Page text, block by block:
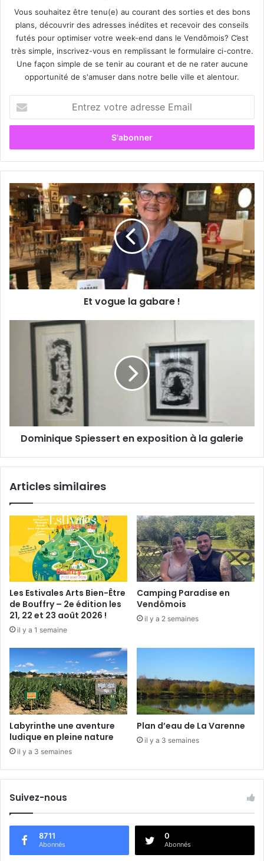
Vous souhaitez être tenu(e) au courant des sorties et des bons
plans, découvrir des adresses inédites et recevoir des conseils
futés pour optimiser votre week-end dans le Vendômois? C’est
très simple, inscrivez-vous en remplissant le formulaire ci-contre.
Une façon simple de se tenir au courant et de ne rater aucune
opportunité de s'amuser dans notre belle ville et alentour.
t
e
z
o
t
r
e
a
d
r
e
s
E
t
v
o
g
u
e
l
a
Et vogue la gabare !
e
s
e
e
p
o
i
t
o
n
à
l
a
g
a
e
i
Dominique Spiessert en exposition à la galerie
Articles similaires
Les Estivales Arts Bien-Être
de Bouffry – 2e édition les
21, 22 et 23 août 2026 !
il y a 1 semaine
Camping Paradise en
Vendômois
il y a 2 semaines
Labyrinthe une aventure
ludique en pleine nature
il y a 3 semaines
Plan d’eau de La Varenne
il y a 3 semaines
Suivez-nous
8711
Abonnés
0
Abonnés